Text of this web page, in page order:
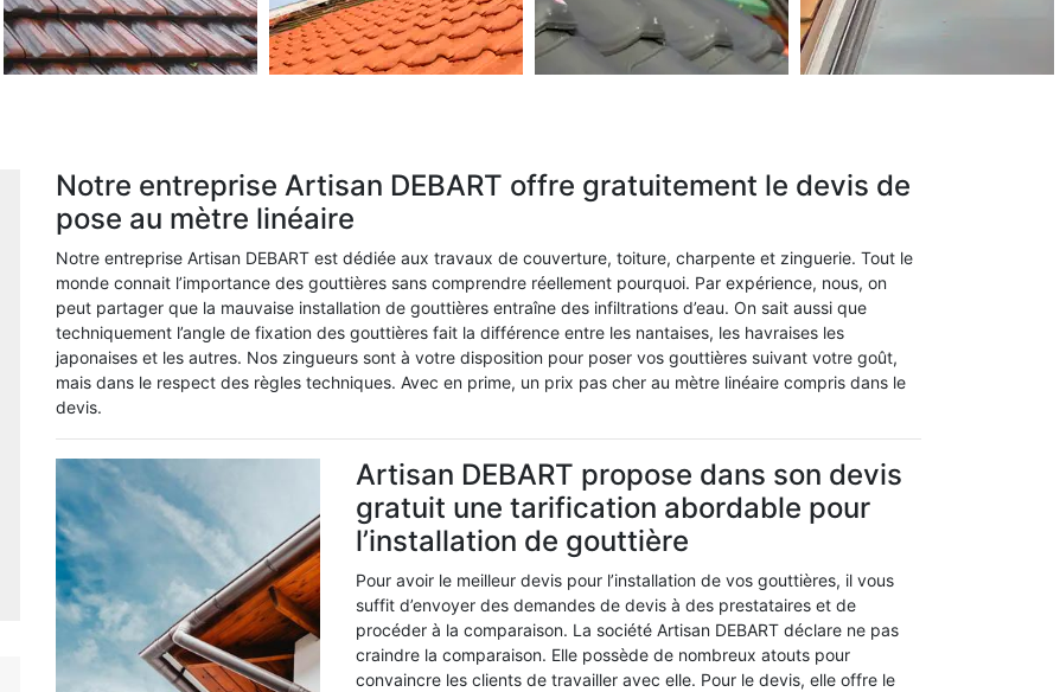
Notre entreprise Artisan DEBART offre gratuitement le devis de
pose au mètre linéaire
Notre entreprise Artisan DEBART est dédiée aux travaux de couverture, toiture, charpente et zinguerie. Tout le
monde connait l’importance des gouttières sans comprendre réellement pourquoi. Par expérience, nous, on
peut partager que la mauvaise installation de gouttières entraîne des infiltrations d’eau. On sait aussi que
techniquement l’angle de fixation des gouttières fait la différence entre les nantaises, les havraises les
japonaises et les autres. Nos zingueurs sont à votre disposition pour poser vos gouttières suivant votre goût,
mais dans le respect des règles techniques. Avec en prime, un prix pas cher au mètre linéaire compris dans le
devis.
Artisan DEBART propose dans son devis
gratuit une tarification abordable pour
l’installation de gouttière
Pour avoir le meilleur devis pour l’installation de vos gouttières, il vous
suffit d’envoyer des demandes de devis à des prestataires et de
procéder à la comparaison. La société Artisan DEBART déclare ne pas
craindre la comparaison. Elle possède de nombreux atouts pour
convaincre les clients de travailler avec elle. Pour le devis, elle offre le